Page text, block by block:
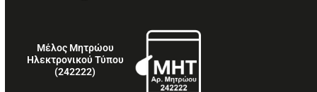
Μέλος Μητρώου
Ηλεκτρονικού Τύπου
(242222)